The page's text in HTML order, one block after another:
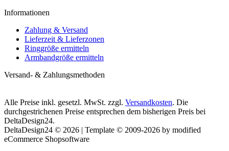
Informationen
Zahlung & Versand
Lieferzeit & Lieferzonen
Ringgröße ermitteln
Armbandgröße ermitteln
Versand- & Zahlungsmethoden
Alle Preise inkl. gesetzl. MwSt. zzgl. Versandkosten. Die
durchgestrichenen Preise entsprechen dem bisherigen Preis bei
DeltaDesign24.
DeltaDesign24 © 2026 | Template © 2009-2026 by modified
eCommerce Shopsoftware